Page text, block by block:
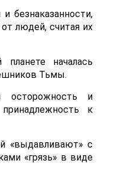
безнаказанности,
людей, считая их
началась
Тьмы.
осторожность и
к
«выдавливают» с
«грязь» в виде